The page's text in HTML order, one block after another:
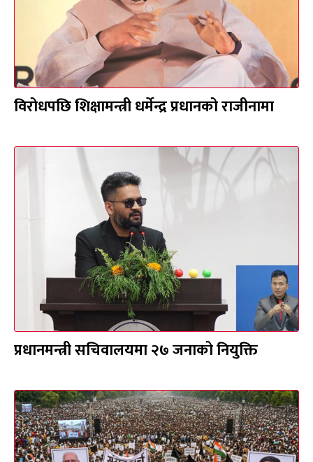
विरोधपछि शिक्षामन्त्री धर्मेन्द्र प्रधानको राजीनामा
प्रधानमन्त्री सचिवालयमा २७ जनाको नियुक्ति